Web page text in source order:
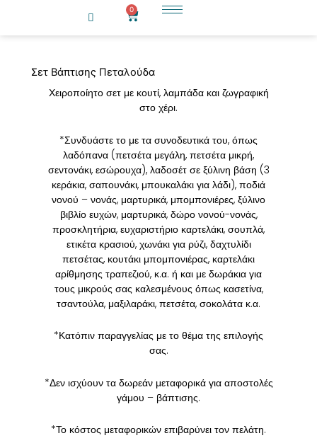
0
Cart
Σετ Βάπτισης Πεταλούδα
Χειροποίητο σετ με κουτί, λαμπάδα και ζωγραφική
στο χέρι.
*Συνδυάστε το με τα συνοδευτικά του, όπως
λαδόπανα (πετσέτα μεγάλη, πετσέτα μικρή,
σεντονάκι, εσώρουχα), λαδοσέτ σε ξύλινη βάση (3
κεράκια, σαπουνάκι, μπουκαλάκι για λάδι), ποδιά
νονού – νονάς, μαρτυρικά, μπομπονιέρες, ξύλινο
βιβλίο ευχών, μαρτυρικά, δώρο νονού-νονάς,
προσκλητήρια, ευχαριστήριο καρτελάκι, σουπλά,
ετικέτα κρασιού, χωνάκι για ρύζι, δαχτυλίδι
πετσέτας, κουτάκι μπομπονιέρας, καρτελάκι
αρίθμησης τραπεζιού, κ.α. ή και με δωράκια για
τους μικρούς σας καλεσμένους όπως κασετίνα,
τσαντούλα, μαξιλαράκι, πετσέτα, σοκολάτα κ.α.
*Κατόπιν παραγγελίας με το θέμα της επιλογής
σας.
*Δεν ισχύουν τα δωρεάν μεταφορικά για αποστολές
γάμου – βάπτισης.
*Το κόστος μεταφορικών επιβαρύνει τον πελάτη.